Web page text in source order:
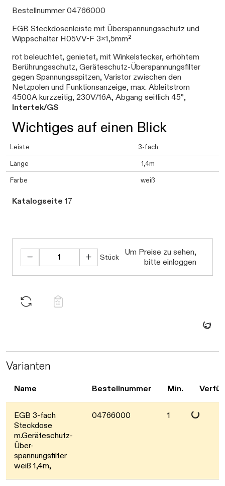
Bestellnummer 04766000
EGB Steckdosenleiste mit Überspannungsschutz und
Wippschalter H05VV-F 3x1,5mm²
rot beleuchtet, genietet, mit Winkelstecker, erhöhtem
Berührungsschutz, Geräteschutz-Überspannungsfilter
gegen Spannungsspitzen, Varistor zwischen den
Netzpolen und Funktionsanzeige, max. Ableitstrom
4500A kurzzeitig, 230V/16A, Abgang seitlich 45°,
Intertek/GS
Wichtiges auf einen Blick
Leiste 3-fach
Länge 1,4m
Farbe weiß
Katalogseite 17
Stück
Um Preise zu sehen,
bitte einloggen
Varianten
Name Bestellnummer Min.
EGB 3-fach
Steckdose
m.Geräteschutz-
Über-
spannungsfilter
weiß 1,4m,
04766000 1 Daten